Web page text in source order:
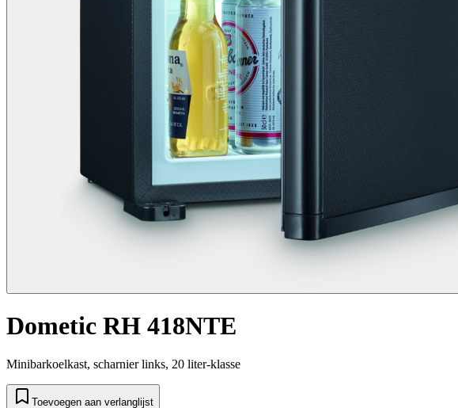
Dometic RH 418NTE
Minibarkoelkast, scharnier links, 20 liter-klasse
Toevoegen aan verlanglijst